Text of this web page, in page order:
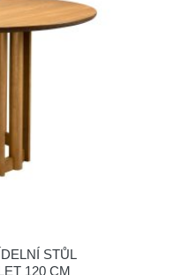
STŮL
120 CM